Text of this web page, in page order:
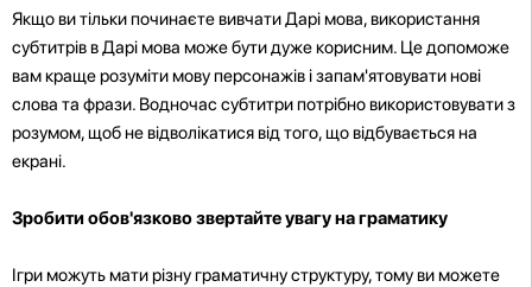
Якщо ви тільки починаєте вивчати Дарі мова, використання
субтитрів в Дарі мова може бути дуже корисним. Це допоможе
вам краще розуміти мову персонажів і запам'ятовувати нові
слова та фрази. Водночас субтитри потрібно використовувати з
розумом, щоб не відволікатися від того, що відбувається на
екрані.
Зробити обов'язково звертайте увагу на граматику
Ігри можуть мати різну граматичну структуру, тому ви можете